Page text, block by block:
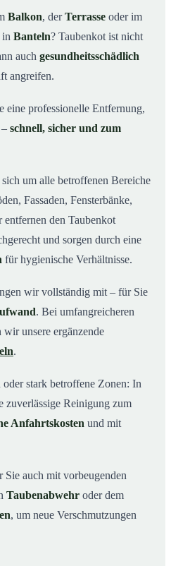
Banteln & Umgebung
Entfernung in Banteln
professionell entfernt
Balkon, derTerrasse oder im
Banteln? Taubenkot ist nicht
auch gesundheitsschädlich
angreifen.
eine professionelle Entfernung,
schnell, sicher und zum
um alle betroffenen Bereiche
Fassaden, Fensterbänke,
den Taubenkot
und sorgen durch eine
für hygienische Verhältnisse.
wir vollständig mit – für Sie
. Bei umfangreicheren
unsere ergänzende
.
stark betroffene Zonen: In
zuverlässige Reinigung zum
Anfahrtskosten und mit
auch mit vorbeugenden
Taubenabwehr oder dem
, um neue Verschmutzungen